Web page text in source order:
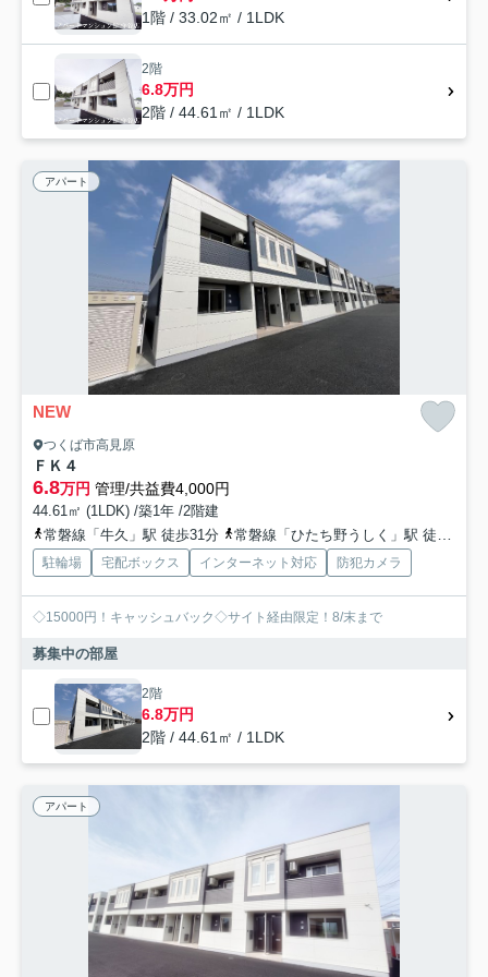
1階 / 33.02㎡ / 1LDK
2階
6.8万円
2階 / 44.61㎡ / 1LDK
アパート
NEW
つくば市高見原
ＦＫ４
6.8万円 管理/共益費4,000円
44.61㎡ (1LDK) /築1年 /2階建
常磐線「牛久」駅 徒歩31分
常磐線「ひたち野うしく」駅 徒歩54分
駐輪場 宅配ボックス インターネット対応 防犯カメラ
◇15000円！キャッシュバック◇サイト経由限定！8/末まで
募集中の部屋
2階
6.8万円
2階 / 44.61㎡ / 1LDK
アパート